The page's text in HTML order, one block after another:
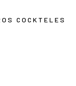
COCKTELES